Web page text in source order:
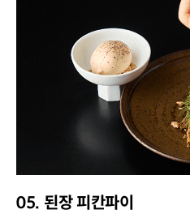
05. 된장 피칸파이